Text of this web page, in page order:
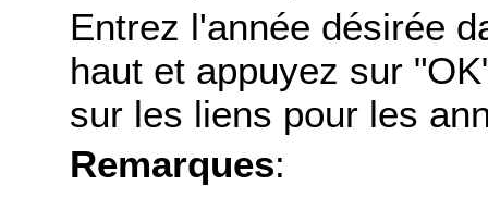
Entrez l'année désirée
haut et appuyez sur
sur les liens pour les
Remarques: